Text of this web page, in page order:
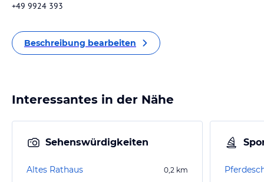
+49 9924 393
Beschreibung bearbeiten
Interessantes in der Nähe
Sehenswürdigkeiten
Altes Rathaus 0,2 km